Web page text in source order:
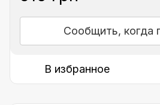
Сообщить, когда
В избранное